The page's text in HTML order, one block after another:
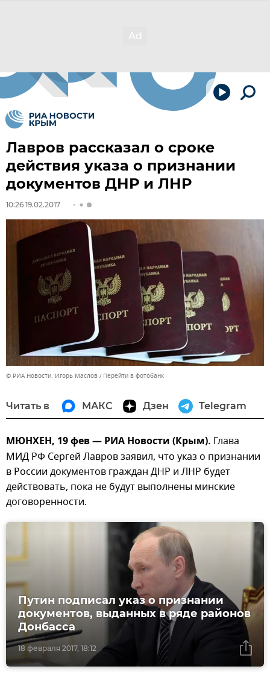
Лавров рассказал о сроке
действия указа о признании
документов ДНР и ЛНР
10:26 19.02.2017
© РИА Новости. Игорь Маслов Перейти в фотобанк
Читать в МАКС Дзен Telegram
МЮНХЕН, 19 фев — РИА Новости (Крым). Глава
МИД РФ Сергей Лавров заявил, что указ о признании
в России документов граждан ДНР и ЛНР будет
действовать, пока не будут выполнены минские
договоренности.
18 февраля 2017, 18:12
Путин подписал указ о признании
документов, выданных в ряде районов
Донбасса